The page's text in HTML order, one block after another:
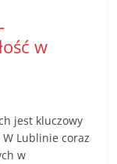
w
jest kluczowy
Lublinie coraz
w